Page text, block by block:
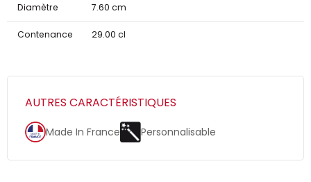
Diamètre 7.60 cm
Contenance 29.00 cl
AUTRES CARACTÉRISTIQUES
Made In France Personnalisable